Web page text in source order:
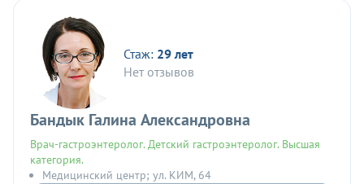
Стаж: 29 лет
Нет отзывов
Бандык Галина Александровна
Врач-гастроэнтеролог. Детский гастроэнтеролог. Высшая
категория.
Медицинский центр; ул. КИМ, 64